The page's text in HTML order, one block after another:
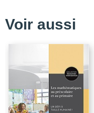
Voir aussi